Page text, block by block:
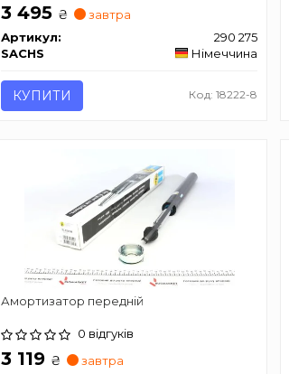
3 495 ₴
завтра
Артикул:
290 275
SACHS
Німеччина
КУПИТИ Код: 18222-8
Амортизатор передній
0 відгуків
3 119 ₴
завтра